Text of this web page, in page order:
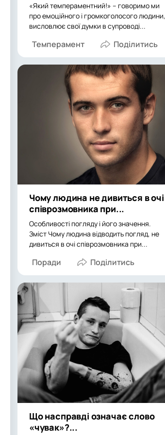
«Який темпераментний!» – говоримо ми
про емоційного і громкоголосого людини,
висловлює свої думки в супроводі...
Темперамент
Чому людина не дивиться в очі
співрозмовника при...
Особливості погляду і його значення.
Зміст Чому людина відводить погляд, не
дивиться в очі співрозмовника при...
Поради
Що насправді означає слово
«чувак»?...